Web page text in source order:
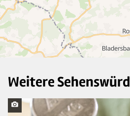
2
Weitere